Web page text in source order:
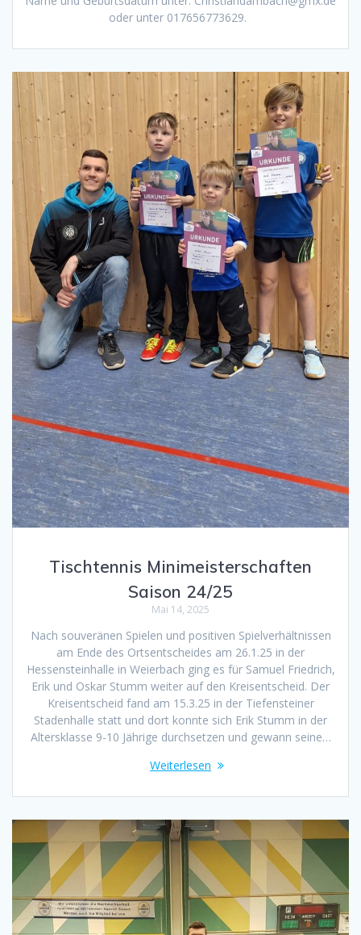
oder unter 017656773629.
Tischtennis Minimeisterschaften
Saison 24/25
Mai 14, 2025
Nach souveränen Spielen und positiven Spielverhältnissen
am Ende des Ortsentscheides am 26.1.25 in der
Hessensteinhalle in Weierbach ging es für Samuel Friedrich,
Erik und Oskar Stumm weiter auf den Kreisentscheid. Der
Kreisentscheid fand am 15.3.25 in der Tiefensteiner
Stadenhalle statt und dort konnte sich Erik Stumm in der
Altersklasse 9-10 Jährige durchsetzen und gewann seine…
Weiterlesen